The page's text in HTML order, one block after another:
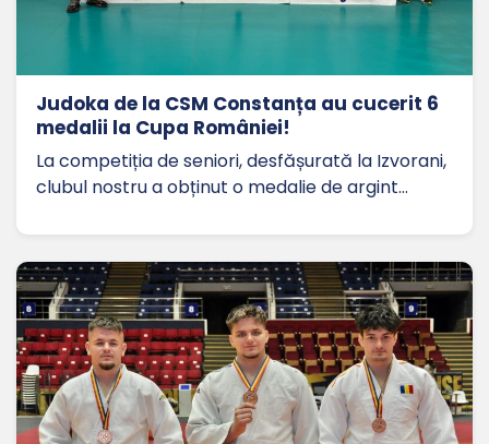
Judoka de la CSM Constanța au cucerit 6
medalii la Cupa României!
La competiția de seniori, desfășurată la Izvorani,
clubul nostru a obținut o medalie de argint…